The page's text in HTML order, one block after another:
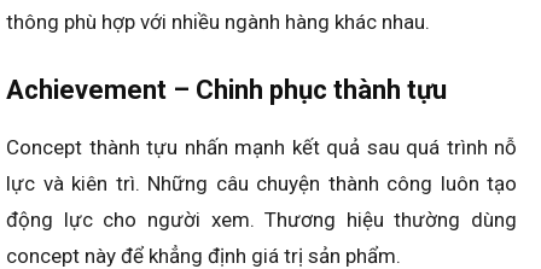
thông phù hợp với nhiều ngành hàng khác nhau.
Achievement – Chinh phục thành tựu
Concept thành tựu nhấn mạnh kết quả sau quá trình nỗ
lực và kiên trì. Những câu chuyện thành công luôn tạo
động lực cho người xem. Thương hiệu thường dùng
concept này để khẳng định giá trị sản phẩm.